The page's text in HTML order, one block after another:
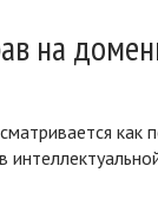
на
как